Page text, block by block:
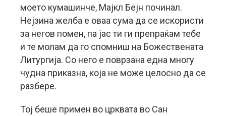
моето кумашинче, Мајкл Бејн починал.
Нејзина желба е оваа сума да се искористи
за негов помен, па јас ти ги препраќам тебе
и те молам да го спомниш на Божествената
Литургија. Со него е поврзана една многу
чудна приказна, која не може целосно да се
разбере.
Тој беше примен во црквата во Сан